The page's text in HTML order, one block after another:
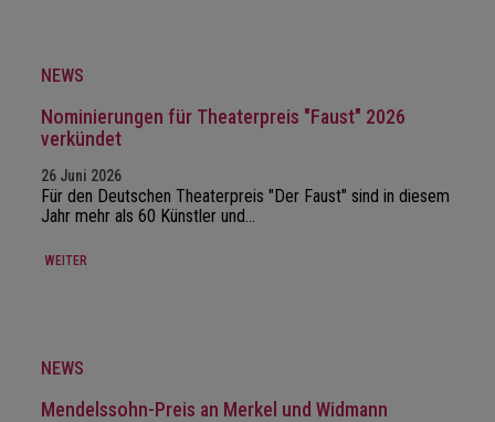
NEWS
Nominierungen für Theaterpreis "Faust" 2026
verkündet
26 Juni 2026
Für den Deutschen Theaterpreis "Der Faust" sind in diesem
Jahr mehr als 60 Künstler und…
WEITER
NEWS
Mendelssohn-Preis an Merkel und Widmann